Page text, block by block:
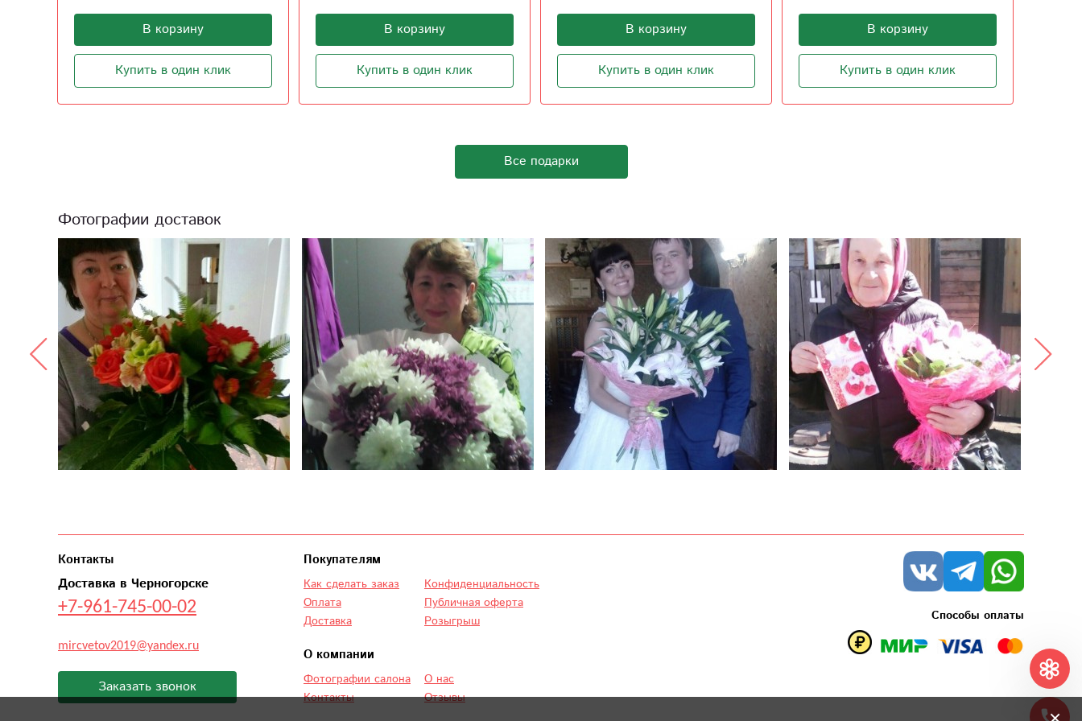
В корзину
Купить в один клик
В корзину
Купить в один клик
В корзину
Купить в один клик
В корзину
Купить в один клик
Все подарки
Фотографии доставок
Контакты
Доставка в Черногорске
+7-961-745-00-02
mircvetov2019@yandex.ru
Заказать звонок
Покупателям
Как сделать заказ
Оплата
Доставка
Конфиденциальность
Публичная оферта
Розыгрыш
О компании
Фотографии салона
Контакты
О нас
Отзывы
Способы оплаты